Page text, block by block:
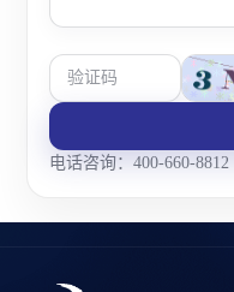
电话咨询：400-660-8812